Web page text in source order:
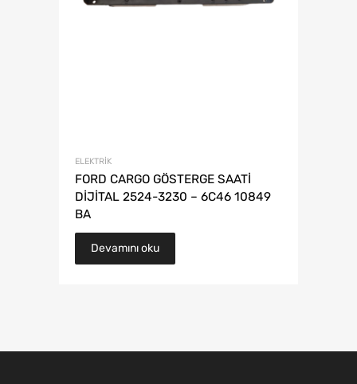
ELEKTRIK
FORD CARGO GÖSTERGE SAATİ
DİJİTAL 2524-3230 – 6C46 10849
BA
Devamını oku